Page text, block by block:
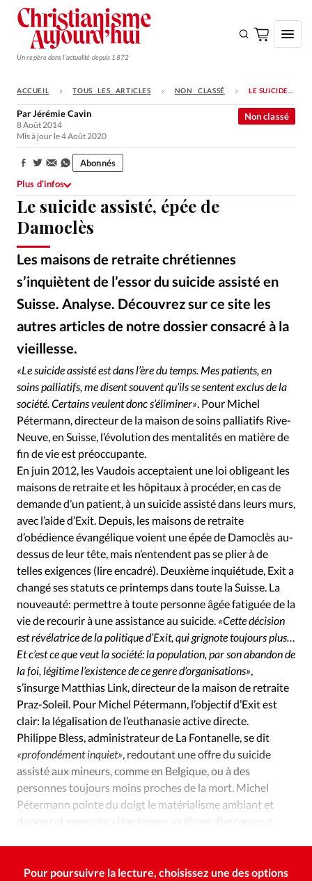
Un repère dans l'actualité depuis 1872
S'ABONNER
Monde
Opinions
Tous les articles
Faire un don
Emploi
Se connecter
Édition: Internationale
RUBRIQUES
Tous les articles
Actualité chrétienne
Actualité internationale
Chronique
Culture
Dossier
Eglises Foi Génération réveil
Monde
Opinions
Publireportage
Relations Aujourd'hui
Société
Tour du monde des Eglises
Trait d'Ixène
Vécu
Vie Intérieure
ACCUEIL TOUS LES ARTICLES NON CLASSÉ LE SUICIDE ASSISTÉ, ÉPÉE DE DAMOCLÈS
Le suicide assisté, épée de
Damoclès
Les maisons de retraite chrétiennes
s’inquiètent de l’essor du suicide assisté en
Suisse. Analyse. Découvrez sur ce site les
autres articles de notre dossier consacré à la
vieillesse.
Non classé
ParJérémie Cavin
8 Août 2014
Mis à jour le 4 Août 2020
Partager:
Abonnés
Plus d’infos
«Le suicide assisté est dans l’ère du temps. Mes patients, en
soins palliatifs, me disent souvent qu’ils se sentent exclus de la
société. Certains veulent donc s’éliminer» . Pour Michel
Pétermann, directeur de la maison de soins palliatifs Rive-
Neuve, en Suisse, l’évolution des mentalités en matière de
fin de vie est préoccupante.
En juin 2012, les Vaudois acceptaient une loi obligeant les
maisons de retraite et les hôpitaux à procéder, en cas de
demande d’un patient, à un suicide assisté dans leurs murs,
avec l’aide d’Exit. Depuis, les maisons de retraite
d’obédience évangélique voient une épée de Damoclès au-
dessus de leur tête, mais n’entendent pas se plier à de
telles exigences (lire encadré). Deuxième inquiétude, Exit a
changé ses statuts ce printemps dans toute la Suisse. La
nouveauté: permettre à toute personne âgée fatiguée de la
vie de recourir à une assistance au suicide. «Cette décision
est révélatrice de la politique d’Exit, qui grignote toujours plus…
Et c’est ce que veut la société: la population, par son abandon de
la foi, légitime l’existence de ce genre d’organisations»
s’insurge Matthias Link, directeur de la maison de retraite
Praz-Soleil. Pour Michel Pétermann, l’objectif d’Exit est
clair: la légalisation de l’euthanasie active directe.
Philippe Bless, administrateur de La Fontanelle, se dit
«profondément inquiet» , redoutant une offre du suicide
assisté aux mineurs, comme en Belgique, ou à des
personnes toujours moins proches de la mort. Michel
Pétermann pointe du doigt le matérialisme ambiant et
donne cet exemple:
«Une femme souffrant d’un cancer a
Pour poursuivre la lecture, choisissez une des options